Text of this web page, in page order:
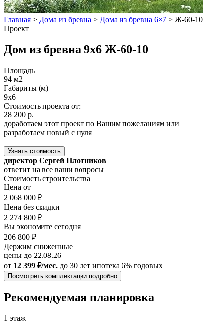
Главная > Дома из бревна > Дома из бревна 6×7 > Ж-60-10
Проект
Дом из бревна 9x6 Ж-60-10
Площадь
94 м2
Габариты (м)
9x6
Стоимость проекта от:
28 200 р.
доработаем этот проект по Вашим пожеланиям или
разработаем новый с нуля
Узнать стоимость
директор Сергей Плотников
ответит на все ваши вопросы
Стоимость строительства
Цена от
2 068 000 ₽
Цена без скидки
2 274 800 ₽
Вы экономите сегодня
206 800 ₽
Держим сниженные
цены до 22.08.26
от 12 399 ₽/мес. до 30 лет ипотека 6% годовых
Посмотреть комплектации подробно
Рекомендуемая планировка
1 этаж